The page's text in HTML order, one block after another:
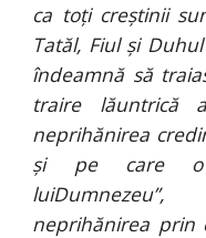
ca toți creștinii
Tatăl, Fiul și
îndeamnă să
traire lăuntrică
neprihănirea
și pe care o
neprihănirea prin